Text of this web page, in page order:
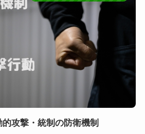
攻撃・統制の防衛機制